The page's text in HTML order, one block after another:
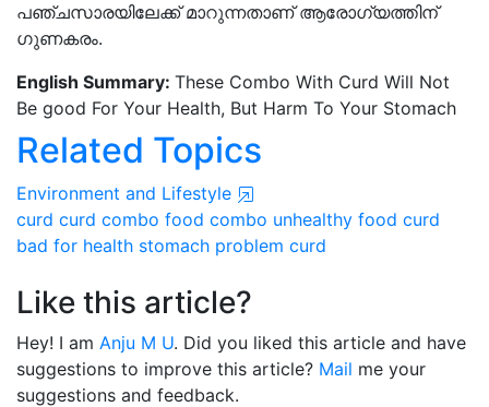
പഞ്ചസാരയിലേക്ക് മാറുന്നതാണ് ആരോഗ്യത്തിന്
ഗുണകരം.
English Summary: These Combo With Curd Will Not
Be good For Your Health, But Harm To Your Stomach
Related Topics
Environment and Lifestyle
curd curd combo food combo unhealthy food curd
bad for health stomach problem curd
Like this article?
Hey! I am Anju M U. Did you liked this article and have
suggestions to improve this article? Mail me your
suggestions and feedback.